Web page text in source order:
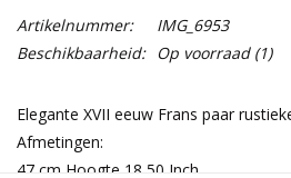
Artikelnummer:
IMG_6953
Beschikbaarheid: Op voorraad(1)
Elegante XVII eeuw Frans paar
Afmetingen:
47 cm Hoogte 18,50 Inch